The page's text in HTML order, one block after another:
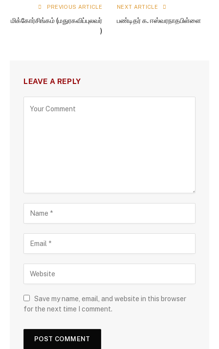
PREVIOUS ARTICLE
மிக்கோர்சிங்கம் (மதுரகவிப்புலவர்
)
NEXT ARTICLE
பண்டிதர் க. ஈஸ்வரநாதபிள்ளை
LEAVE A REPLY
Save my name, email, and website in this browser
for the next time I comment.